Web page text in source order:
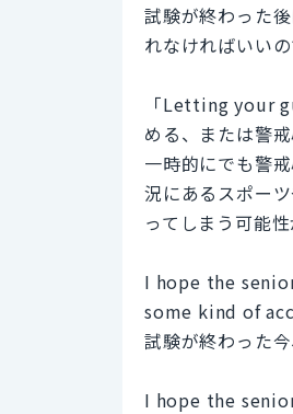
試験が終わった
れなければいいの
「Letting your
める、または警
一時的にでも警
況にあるスポー
ってしまう可能
I hope the
some kind of
試験が終わった
I hope the